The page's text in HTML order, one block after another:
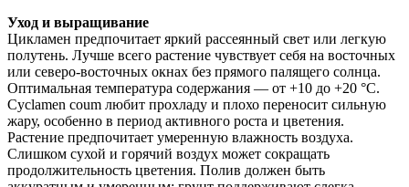
Уход и выращивание
Цикламен предпочитает яркий рассеянный свет или легкую
полутень. Лучше всего растение чувствует себя на восточных
или северо-восточных окнах без прямого палящего солнца.
Оптимальная температура содержания — от +10 до +20 °C.
Cyclamen coum любит прохладу и плохо переносит сильную
жару, особенно в период активного роста и цветения.
Растение предпочитает умеренную влажность воздуха.
Слишком сухой и горячий воздух может сокращать
продолжительность цветения. Полив должен быть